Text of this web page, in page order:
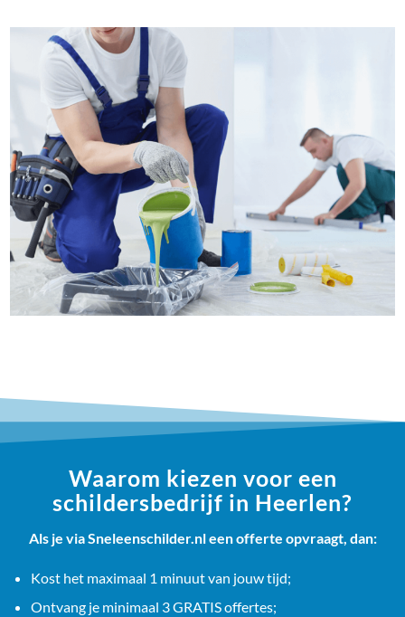
Waarom kiezen voor een
schildersbedrijf in Heerlen?
Als je via Sneleenschilder.nl een offerte opvraagt, dan:
Kost het maximaal 1 minuut van jouw tijd;
Ontvang je minimaal 3 GRATIS offertes;